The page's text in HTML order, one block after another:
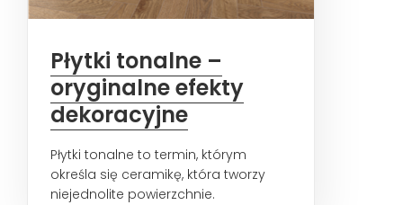
Płytki tonalne –
oryginalne efekty
dekoracyjne
Płytki tonalne to termin, którym
określa się ceramikę, która tworzy
niejednolite powierzchnie.